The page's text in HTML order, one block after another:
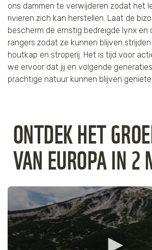
ons dammen te verwijderen zodat het
rivieren zich kan herstellen. Laat de
bescherm de ernstig bedreigde lynx en
rangers zodat ze kunnen blijven
houtkap en stroperij. Het is tijd voor
we ervoor dat jij en volgende
prachtige natuur kunnen blijven
ONTDEK HET
VAN EUROPA IN 2
Walvis